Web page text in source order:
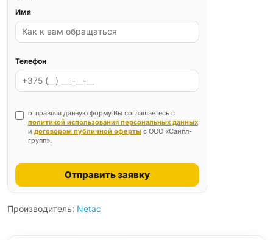
Имя
Телефон
отправляя данную форму Вы соглашаетесь с
политикой использования персональных данных
и договором публичной оферты с ООО «Сайпл-
групп».
Отправить заявку
Производитель: Netac